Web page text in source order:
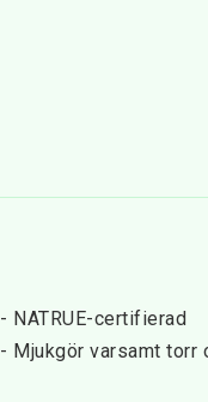
- NATRUE-certifierad
- Mjukgör varsamt torr